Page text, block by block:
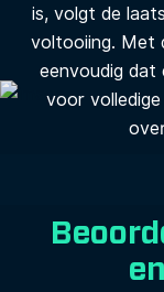
is, volgt de
voltooiing. Met
eenvoudig
voor